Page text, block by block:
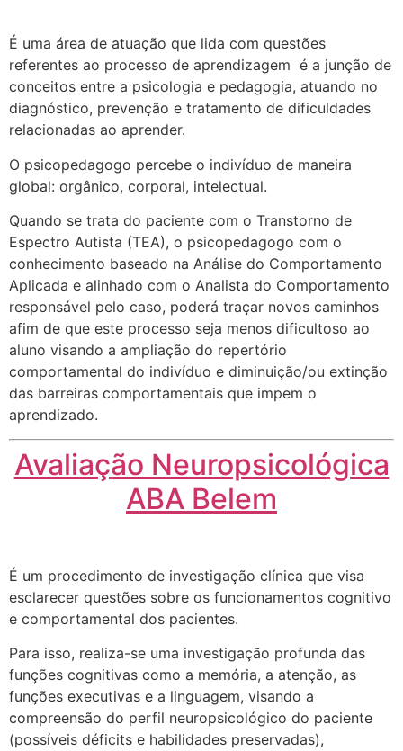
É uma área de atuação que lida com questões
referentes ao processo de aprendizagem é a junção de
conceitos entre a psicologia e pedagogia, atuando no
diagnóstico, prevenção e tratamento de dificuldades
relacionadas ao aprender.
O psicopedagogo percebe o indivíduo de maneira
global: orgânico, corporal, intelectual.
Quando se trata do paciente com o Transtorno de
Espectro Autista (TEA), o psicopedagogo com o
conhecimento baseado na Análise do Comportamento
Aplicada e alinhado com o Analista do Comportamento
responsável pelo caso, poderá traçar novos caminhos
afim de que este processo seja menos dificultoso ao
aluno visando a ampliação do repertório
comportamental do indivíduo e diminuição/ou extinção
das barreiras comportamentais que impem o
aprendizado.
Avaliação Neuropsicológica
ABA Belem
É um procedimento de investigação clínica que visa
esclarecer questões sobre os funcionamentos cognitivo
e comportamental dos pacientes.
Para isso, realiza-se uma investigação profunda das
funções cognitivas como a memória, a atenção, as
funções executivas e a linguagem, visando a
compreensão do perfil neuropsicológico do paciente
(possíveis déficits e habilidades preservadas),